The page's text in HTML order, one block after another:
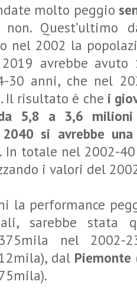
molto peggio
Quest’ultimo
nel 2002 la
avrebbe
30 anni, che nel
Il risultato è che i
5,8 a 3,6
si avrebbe
In totale nel 2002-
i valori del
la performance
sarebbe stata
nel 2002-
dal Piemonte